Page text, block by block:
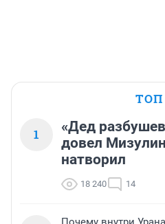
ТОП
1
«Дед
довел
натворил
18 240 14